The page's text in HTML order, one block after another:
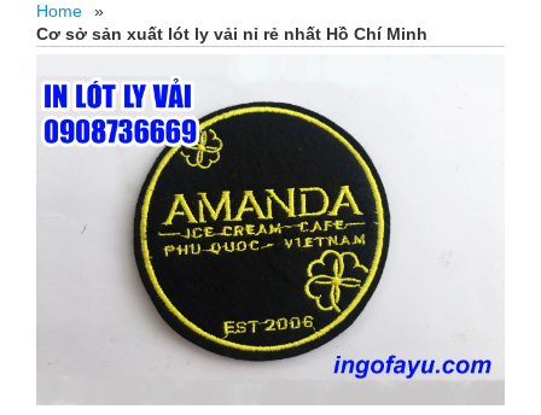
Home
»
Cơ sở sản xuất lót ly vải nỉ rẻ nhất Hồ Chí Minh